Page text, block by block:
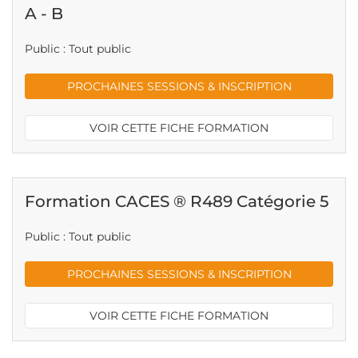
A - B
Public : Tout public
PROCHAINES SESSIONS & INSCRIPTION
VOIR CETTE FICHE FORMATION
Formation CACES ® R489 Catégorie 5
Public : Tout public
PROCHAINES SESSIONS & INSCRIPTION
VOIR CETTE FICHE FORMATION